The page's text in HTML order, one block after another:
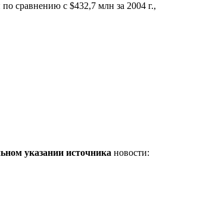
сравнению с $432,7 млн за 2004 г.,
указании источника новости: